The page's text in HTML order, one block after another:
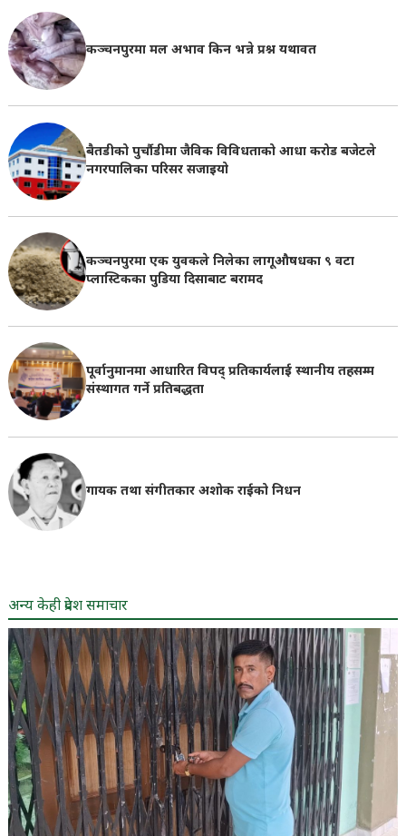
कञ्चनपुरमा मल अभाव किन भन्ने प्रश्न यथावत
बैतडीको पुर्चौडीमा जैविक विविधताको आधा करोड बजेटले
नगरपालिका परिसर सजाइयो
कञ्चनपुरमा एक युवकले निलेका लागूऔषधका ९ वटा
प्लास्टिकका पुडिया दिसाबाट बरामद
पूर्वानुमानमा आधारित विपद् प्रतिकार्यलाई स्थानीय तहसम्म
संस्थागत गर्ने प्रतिबद्धता
गायक तथा संगीतकार अशोक राईको निधन
अन्य केही प्रदेश समाचार